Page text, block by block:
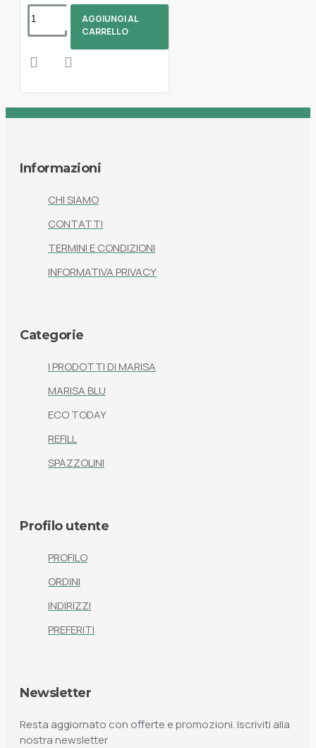
AGGIUNGI AL
CARRELLO
Informazioni
CHI SIAMO
CONTATTI
TERMINI E CONDIZIONI
INFORMATIVA PRIVACY
Categorie
I PRODOTTI DI MARISA
MARISA BLU
ECO TODAY
REFILL
SPAZZOLINI
Profilo utente
PROFILO
ORDINI
INDIRIZZI
PREFERITI
Newsletter
Resta aggiornato con offerte e promozioni. Iscriviti alla
nostra newsletter